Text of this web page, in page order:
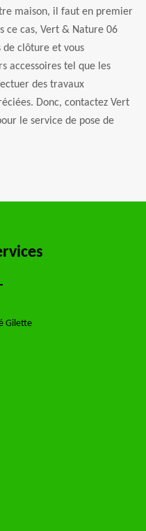
maison, il faut en premier
ce cas, Vert & Nature 06
de clôture et vous
accessoires tel que les
des travaux
Donc, contactez Vert
le service de pose de
Gilette